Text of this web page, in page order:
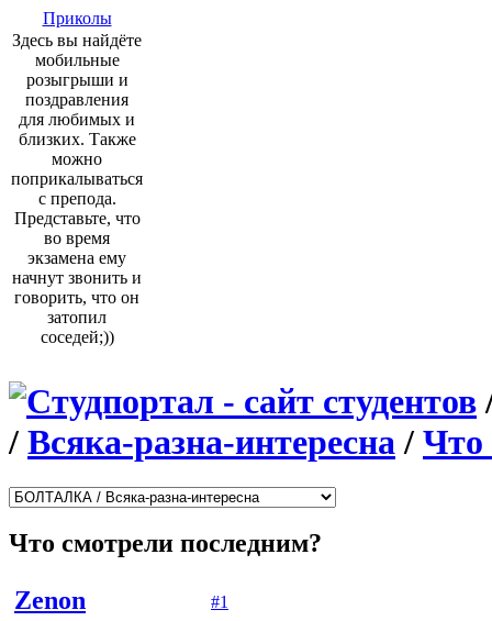
Приколы
Здесь вы найдёте
мобильные
розыгрыши и
поздравления
для любимых и
близких. Также
можно
поприкалываться
с препода.
Представьте, что
во время
экзамена ему
начнут звонить и
говорить, что он
затопил
соседей;))
/ Всяка-разна-интересна/ Что
Что смотрели последним?
Zenon
#1